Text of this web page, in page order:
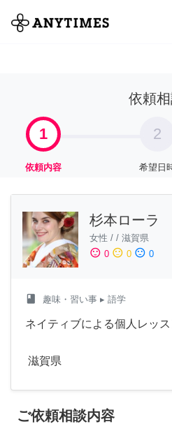
全て
依頼
1
依頼内容
2
希望日
杉本ローラ
女性 / / 滋賀県
sentiment_satisfied 0 sentiment_neutral 0 sentiment_dissatisfied 0
class 趣味・習い事 ▸ 語学
ネイティブによる個人レッス
滋賀県
ご依頼相談内容